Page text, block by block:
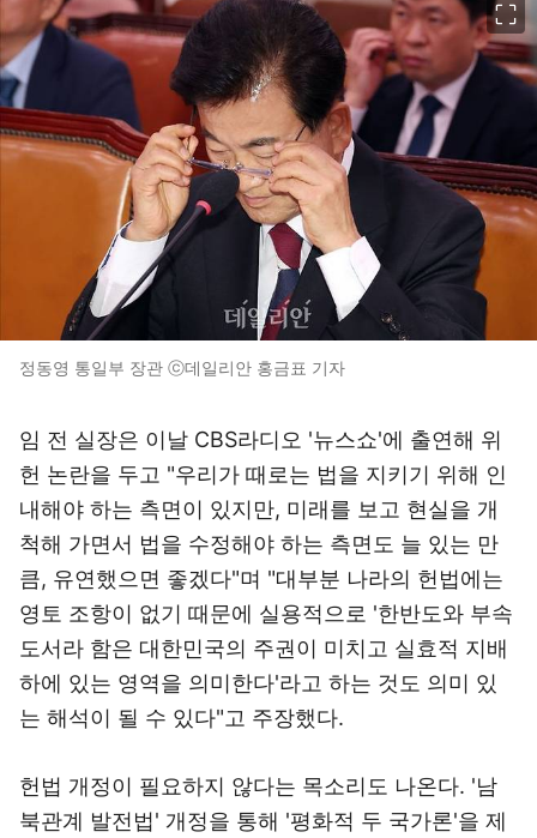
정동영 통일부 장관 ⓒ데일리안 홍금표 기자
임 전 실장은 이날 CBS라디오 '뉴스쇼'에 출연해 위
헌 논란을 두고 "우리가 때로는 법을 지키기 위해 인
내해야 하는 측면이 있지만, 미래를 보고 현실을 개
척해 가면서 법을 수정해야 하는 측면도 늘 있는 만
큼, 유연했으면 좋겠다"며 "대부분 나라의 헌법에는
영토 조항이 없기 때문에 실용적으로 '한반도와 부속
도서라 함은 대한민국의 주권이 미치고 실효적 지배
하에 있는 영역을 의미한다'라고 하는 것도 의미 있
는 해석이 될 수 있다"고 주장했다.
헌법 개정이 필요하지 않다는 목소리도 나온다. '남
북관계 발전법' 개정을 통해 '평화적 두 국가론'을 제